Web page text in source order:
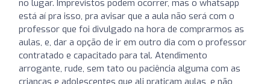
no lugar. Imprevistos podem ocorrer, mas o whatsapp
está aí pra isso, pra avisar que a aula não será com o
professor que foi divulgado na hora de comprarmos as
aulas, e, dar a opção de ir em outro dia com o professor
contratado e capacitado para tal. Atendimento
arrogante, rude, sem tato ou paciência alguma com as
crianças e adolescentes que ali praticam aulas, e não